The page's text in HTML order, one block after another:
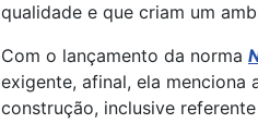
qualidade e que criam um
Com o lançamento da norma
exigente, afinal, ela menciona
construção, inclusive